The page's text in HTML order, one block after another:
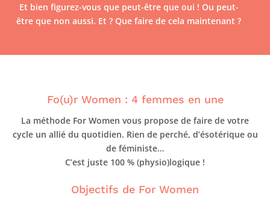
Et bien figurez-vous que peut-être que oui ! Ou peut-
être que non aussi. Et ? Que faire de cela maintenant ?
Fo(u)r Women : 4 femmes en une
La méthode For Women vous propose de faire de votre
cycle un allié du quotidien. Rien de perché, d’ésotérique ou
de féministe…
C’est juste 100 % (physio)logique !
Objectifs de For Women